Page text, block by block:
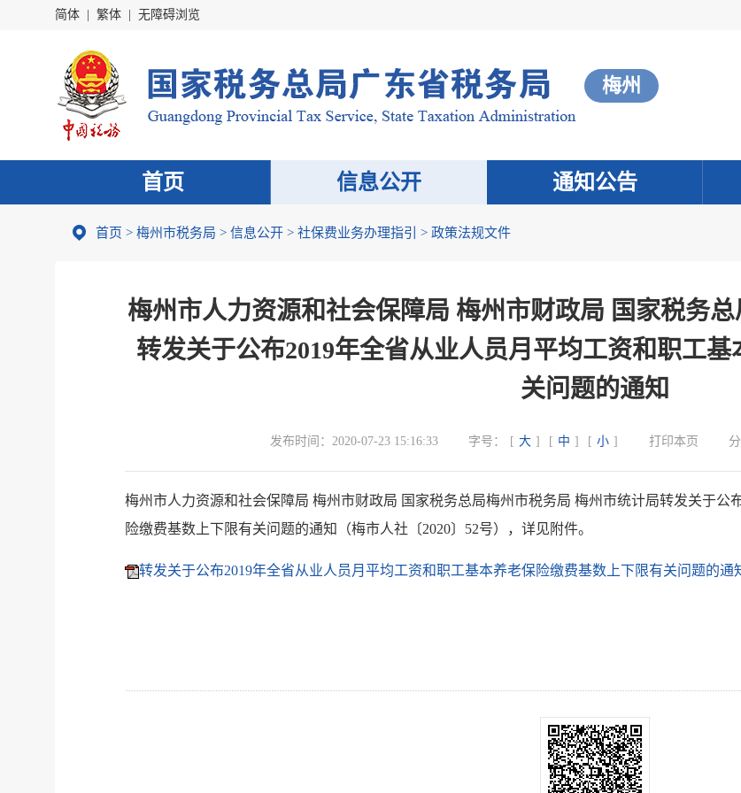
简体 繁体 无障碍浏览
梅州
首页 信息公开 通知公告
首页 > 梅州市税务局 > 信息公开 > 社保费业务办理指引 > 政策法规文件
梅州市人力资源和社会保障局 梅州市财政局 国家税务
转发关于公布2019年全省从业人员月平均工资和职工
关问题的通知
发布时间： 2020-07-23 15:16:33 字号： [ 大 ] [ 中 ] [ 小 ] 打印本页
梅州市人力资源和社会保障局 梅州市财政局 国家税务总局梅州市税务局 梅州市统计局转发关于公
险缴费基数上下限有关问题的通知（梅市人社〔2020〕52号），详见附件。
转发关于公布2019年全省从业人员月平均工资和职工基本养老保险缴费基数上下限有关问题的